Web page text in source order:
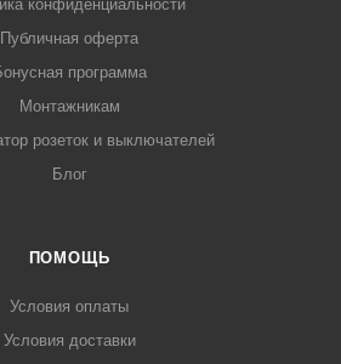
конфиденциальности
Публичная оферта
программа
Монтажникам
розеток и выключателей
Блог
ПОМОЩЬ
Условия оплаты
Условия доставки